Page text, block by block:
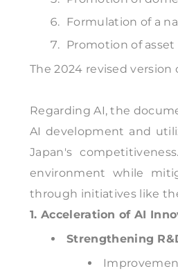
Formulation of a
Promotion of
The 2024 revised
Regarding AI, the
AI development and
Japan's
environment while
through initiatives like
1. Acceleration of AI
Strengthening